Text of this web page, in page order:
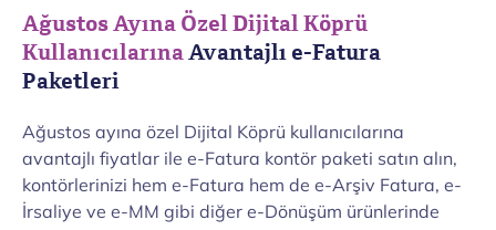
Ağustos Ayına Özel Dijital Köprü
KullanıcılarınaAvantajlı e-Fatura
Paketleri
Ağustos ayına özel Dijital Köprü kullanıcılarına
avantajlı fiyatlar ile e-Fatura kontör paketi satın alın,
kontörlerinizi hem e-Fatura hem de e-Arşiv Fatura, e-
İrsaliye ve e-MM gibi diğer e-Dönüşüm ürünlerinde